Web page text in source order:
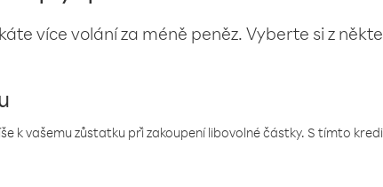
více volání za méně peněz. Vyberte si z
k vašemu zůstatku při zakoupení libovolné částky. S tímto